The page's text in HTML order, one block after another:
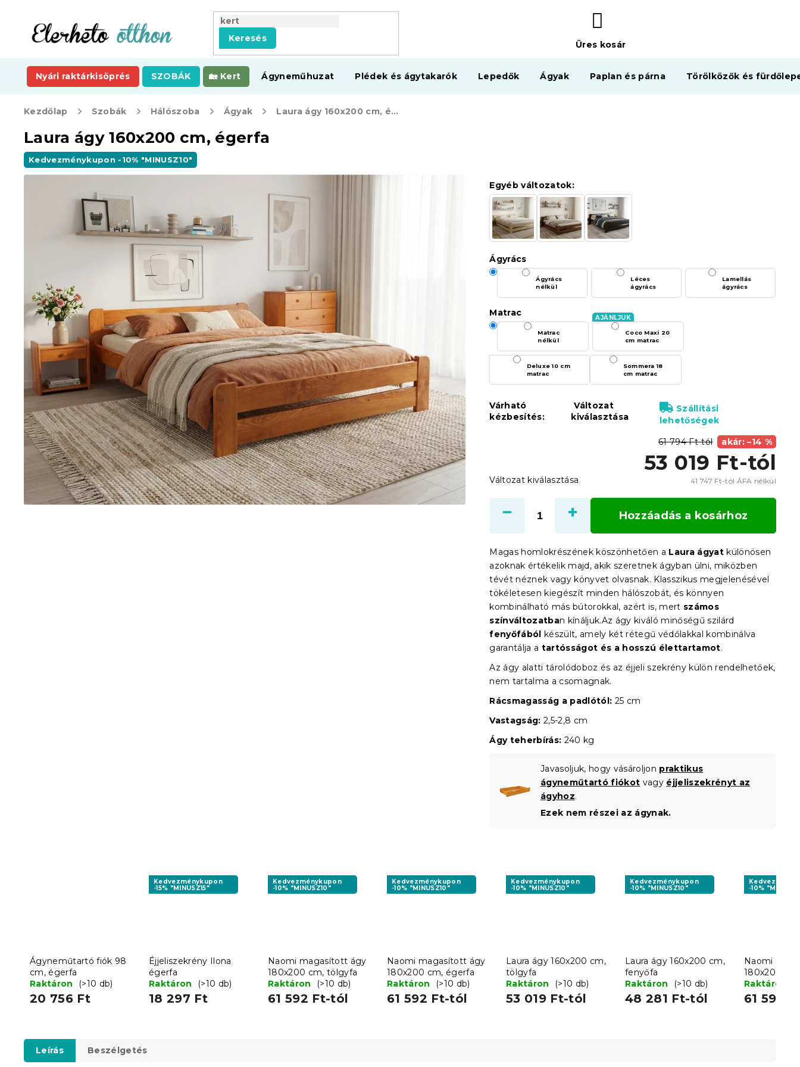
tartalomhoz
Keresés
KOSÁR
Üres kosár
Nyári raktárkisöprés SZOBÁK Kert Ágyneműhuzat Plédek és ágytakarók Lepedők Ágyak Paplan és párna Törölközők és
Kezdőlap Szobák Hálószoba Ágyak Laura ágy 160x200 cm, égerfa
Laura ágy 160x200 cm, égerfa
Kedvezménykupon -10% "MINUSZ10"
61 794 Ft-tól akár: –14 %
53 019 Ft-tól
41 747 Ft-tól ÁFA nélkül
Változat kiválasztása
Egyéb változatok:
Ágyrács
Ágyrács
nélkül
Léces
ágyrács
Lamellás
ágyrács
Matrac
Matrac
nélkül
Coco Maxi 20
cm matrac
Deluxe 10 cm
matrac
Sommera 18
cm matrac
Várható
kézbesítés:
Változat
kiválasztása
Szállítási
lehetőségek
Hozzáadás a kosárhoz
Magas homlokrészének köszönhetően a Laura ágyat különösen
azoknak értékelik majd, akik szeretnek ágyban ülni, miközben
tévét néznek vagy könyvet olvasnak. Klasszikus megjelenésével
tökéletesen kiegészít minden hálószobát, és könnyen
kombinálható más bútorokkal, azért is, mert számos
színváltozatban kínáljuk.Az ágy kiváló minőségű szilárd
fenyőfából készült, amely két rétegű védőlakkal kombinálva
garantálja a tartósságot és a hosszú élettartamot.
Az ágy alatti tárolódoboz és az éjjeli szekrény külön rendelhetőek,
nem tartalma a csomagnak.
Rácsmagasság a padlótól: 25 cm
Vastagság: 2,5-2,8 cm
Ágy teherbírás: 240 kg
Javasoljuk, hogy vásároljon praktikus
ágyneműtartó fiókot vagy éjjeliszekrényt az
ágyhoz.
Ezek nem részei az ágynak.
Ágyneműtartó fiók 98
cm, égerfa
Raktáron
(>10 db)
20 756 Ft
Kedvezménykupon
-15% "MINUSZ15"
Éjjeliszekrény Ilona
égerfa
Raktáron
(>10 db)
18 297 Ft
Kedvezménykupon
-10% "MINUSZ10"
Naomi magasított ágy
180x200 cm, tölgyfa
Raktáron
(>10 db)
61 592 Ft-tól
Kedvezménykupon
-10% "MINUSZ10"
Naomi magasított ágy
180x200 cm, égerfa
Raktáron
(>10 db)
61 592 Ft-tól
Kedvezménykupon
-10% "MINUSZ10"
Laura ágy 160x200 cm,
tölgyfa
Raktáron
(>10 db)
53 019 Ft-tól
Kedvezménykupon
-10% "MINUSZ10"
Laura ágy 160x200 cm,
fenyőfa
Raktáron
(>10 db)
48 281 Ft-tól
-10%
Naomi
180x200
Raktáron
61 592
Leírás Beszélgetés